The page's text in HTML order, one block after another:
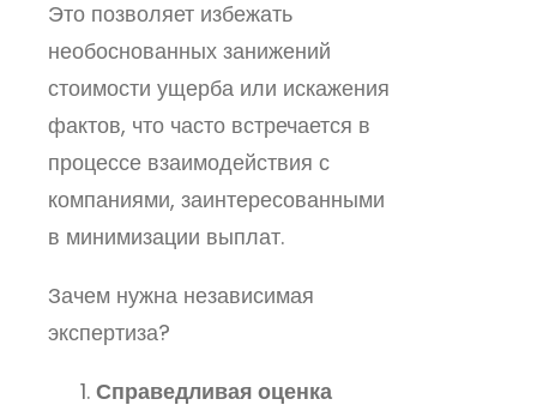
Это позволяет избежать
необоснованных занижений
стоимости ущерба или искажения
фактов, что часто встречается в
процессе взаимодействия с
компаниями, заинтересованными
в минимизации выплат.
Зачем нужна независимая
экспертиза?
Справедливая оценка